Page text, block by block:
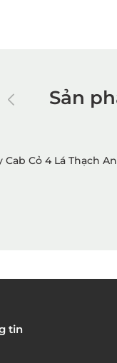
Sản
Cab Cỏ 4 Lá Thạch
tin